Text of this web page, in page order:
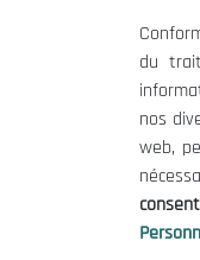
Le président
Organisation
Publications
du
nos
web,